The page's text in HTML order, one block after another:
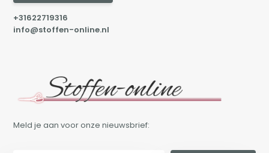
+31622719316
info@stoffen-online.nl
Meld je aan voor onze nieuwsbrief: